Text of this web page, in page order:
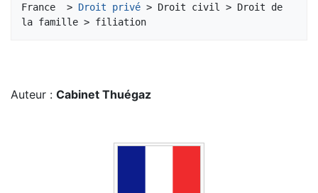
France  > Droit privé > Droit civil > Droit de
Auteur : Cabinet Thuégaz